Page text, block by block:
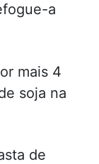
a
mais 4
soja na
de